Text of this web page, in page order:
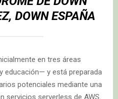
DOWN ESPAÑA
en tres áreas
educación— y está preparada
potenciales mediante una
servicios serverless de AWS.